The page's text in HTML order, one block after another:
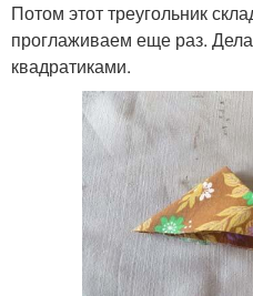
Потом этот треугольник
проглаживаем еще раз.
квадратиками.